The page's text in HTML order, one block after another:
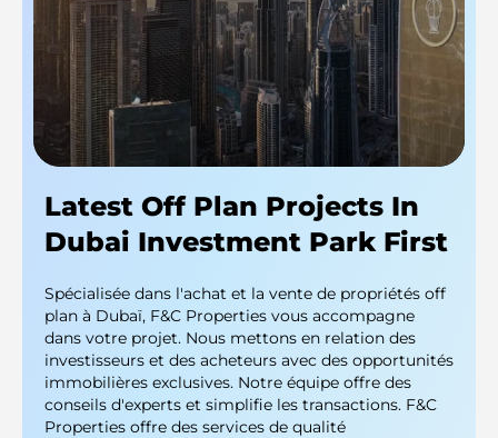
Latest Off Plan Projects In
Dubai Investment Park First
Spécialisée dans l'achat et la vente de propriétés off
plan à Dubaï, F&C Properties vous accompagne
dans votre projet. Nous mettons en relation des
investisseurs et des acheteurs avec des opportunités
immobilières exclusives. Notre équipe offre des
conseils d'experts et simplifie les transactions. F&C
Properties offre des services de qualité